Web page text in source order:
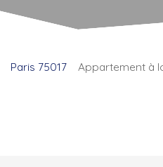
Paris 75017 Appartement à